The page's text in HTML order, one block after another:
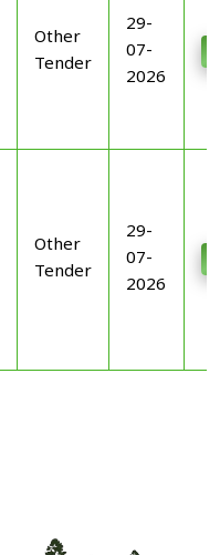
Other
Tender
29-
07-
2026
Other
Tender
29-
07-
2026